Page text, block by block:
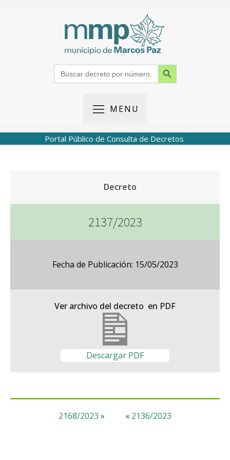
Search
for:
Search Button
MENU
Portal Público de Consulta de Decretos
Decreto
2137/2023
Fecha de Publicación: 15/05/2023
Ver archivo del decreto en PDF
Descargar PDF
« 2136/2023
2168/2023 »